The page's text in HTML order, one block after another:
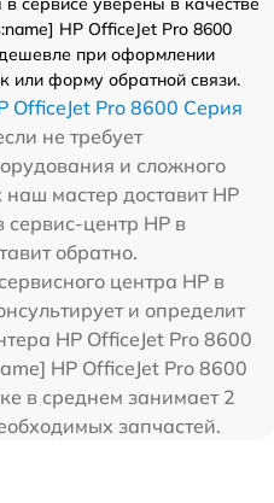
HP OfficeJet Pro 8600
при оформлении
или форму обратной связи.
OfficeJet Pro 8600 Серия
не требует
и сложного
мастер доставит HP
сервис-центр HP в
обратно.
центра HP в
и определит
HP OfficeJet Pro 8600
HP OfficeJet Pro 8600
в среднем занимает 2
запчастей.